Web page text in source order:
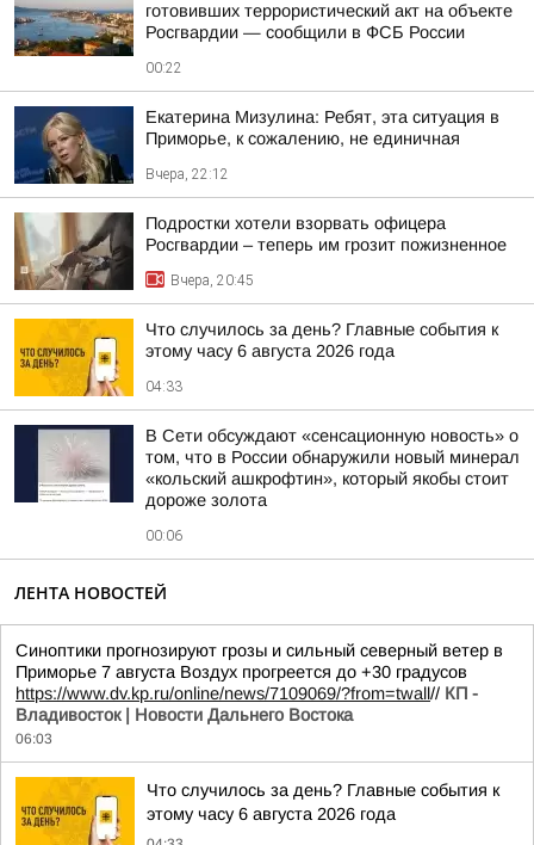
готовивших террористический акт на объекте
Росгвардии — сообщили в ФСБ России
00:22
Екатерина Мизулина: Ребят, эта ситуация в
Приморье, к сожалению, не единичная
Вчера, 22:12
Подростки хотели взорвать офицера
Росгвардии – теперь им грозит пожизненное
Вчера, 20:45
Что случилось за день? Главные события к
этому часу 6 августа 2026 года
04:33
В Сети обсуждают «сенсационную новость» о
том, что в России обнаружили новый минерал
«кольский ашкрофтин», который якобы стоит
дороже золота
00:06
ЛЕНТА НОВОСТЕЙ
Синоптики прогнозируют грозы и сильный северный ветер в
Приморье 7 августа Воздух прогреется до +30 градусов
https://www.dv.kp.ru/online/news/7109069/?from=twall// КП -
Владивосток | Новости Дальнего Востока
06:03
Что случилось за день? Главные события к
этому часу 6 августа 2026 года